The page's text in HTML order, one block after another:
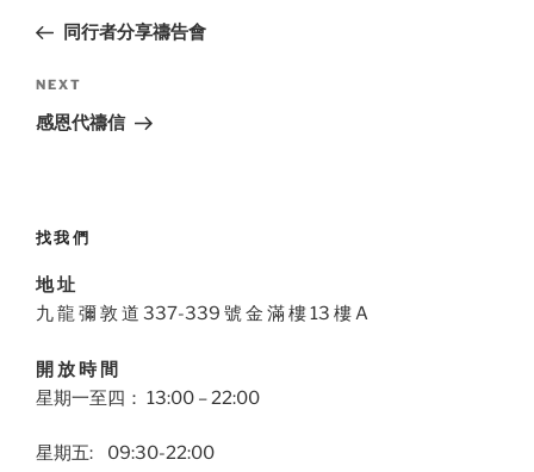
navigation
Post同行者分享禱告會
Next
Post
NEXT
感恩代禱信
找我們
地 址
九 龍 彌 敦 道 337-339 號 金 滿 樓 13 樓 A
開 放 時 間
星期一至四： 13:00 – 22:00
星期五: 09:30-22:00